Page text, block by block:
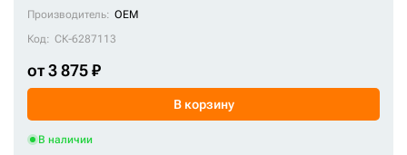
Производитель: OEM
Код: СК-6287113
от 3 875 ₽
В корзину
В наличии
1289886
119-5214
1208/0015